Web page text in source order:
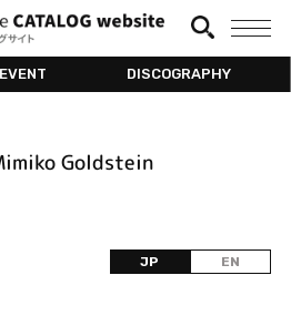
DISCOGRAPHY
Goldstein
JP EN